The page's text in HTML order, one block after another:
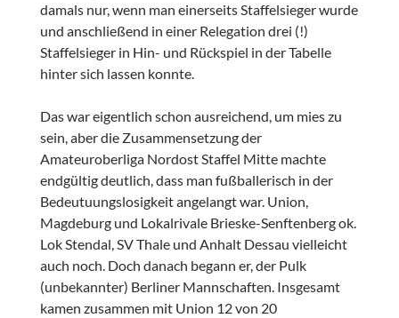
damals nur, wenn man einerseits Staffelsieger wurde
und anschließend in einer Relegation drei (!)
Staffelsieger in Hin- und Rückspiel in der Tabelle
hinter sich lassen konnte.
Das war eigentlich schon ausreichend, um mies zu
sein, aber die Zusammensetzung der
Amateuroberliga Nordost Staffel Mitte machte
endgültig deutlich, dass man fußballerisch in der
Bedeutuungslosigkeit angelangt war. Union,
Magdeburg und Lokalrivale Brieske-Senftenberg ok.
Lok Stendal, SV Thale und Anhalt Dessau vielleicht
auch noch. Doch danach begann er, der Pulk
(unbekannter) Berliner Mannschaften. Insgesamt
kamen zusammen mit Union 12 von 20